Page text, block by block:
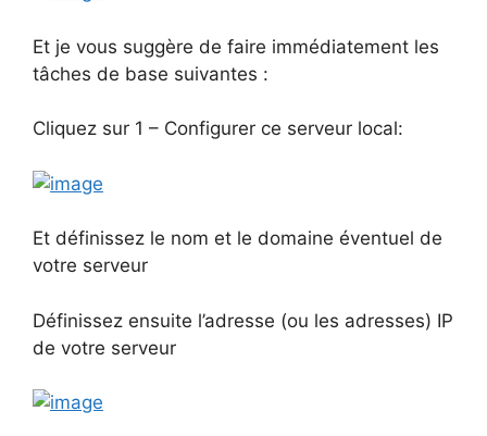
Et je vous suggère de faire immédiatement les
tâches de base suivantes :
Cliquez sur 1 – Configurer ce serveur local:
Et définissez le nom et le domaine éventuel de
votre serveur
Définissez ensuite l’adresse (ou les adresses) IP
de votre serveur